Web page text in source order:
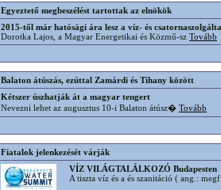
Egyeztető megbeszélést tartottak az elnökök
2015-től már hatósági ára lesz a víz- és
Dorotka Lajos, a Magyar Energetikai és Közmű-sz Tovább
Balaton átúszás, ezúttal Zamárdi és Tihany között
Kétszer úszhatják át a magyar tengert
Nevezni lehet az augusztus 10-i Balaton átúsz� Tovább
Fiatalok jelenkezését várják
VÍZ VILÁGTALÁLKOZÓ Budapesten
A tiszta víz és a és szanitáció ( ang.: